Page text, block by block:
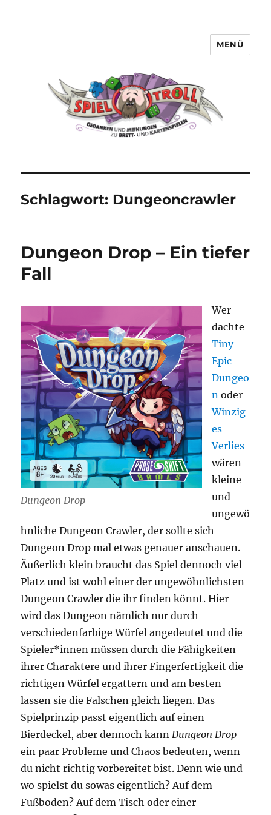
MENÜ
Schlagwort: Dungeoncrawler
Dungeon Drop – Ein tiefer
Fall
Dungeon Drop
Wer
dachte
Tiny
Epic
Dungeo
n oder
Winzig
es
Verlies
wären
kleine
und
ungewö
hnliche Dungeon Crawler, der sollte sich
Dungeon Drop mal etwas genauer anschauen.
Äußerlich klein braucht das Spiel dennoch viel
Platz und ist wohl einer der ungewöhnlichsten
Dungeon Crawler die ihr finden könnt. Hier
wird das Dungeon nämlich nur durch
verschiedenfarbige Würfel angedeutet und die
Spieler*innen müssen durch die Fähigkeiten
ihrer Charaktere und ihrer Fingerfertigkeit die
richtigen Würfel ergattern und am besten
lassen sie die Falschen gleich liegen. Das
Spielprinzip passt eigentlich auf einen
Bierdeckel, aber dennoch kann Dungeon Drop
ein paar Probleme und Chaos bedeuten, wenn
du nicht richtig vorbereitet bist. Denn wie und
wo spielst du sowas eigentlich? Auf dem
Fußboden? Auf dem Tisch oder einer